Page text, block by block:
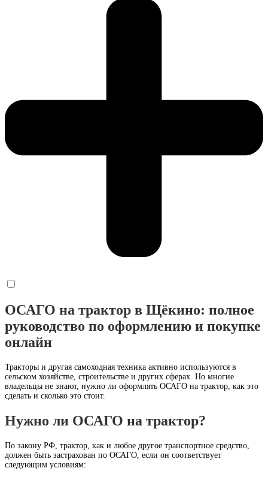
ОСАГО на трактор в Щёкино: полное
руководство по оформлению и покупке
онлайн
Тракторы и другая самоходная техника активно используются в
сельском хозяйстве, строительстве и других сферах. Но многие
владельцы не знают, нужно ли оформлять ОСАГО на трактор, как это
сделать и сколько это стоит.
Нужно ли ОСАГО на трактор?
По закону РФ, трактор, как и любое другое транспортное средство,
должен быть застрахован по ОСАГО, если он соответствует
следующим условиям: